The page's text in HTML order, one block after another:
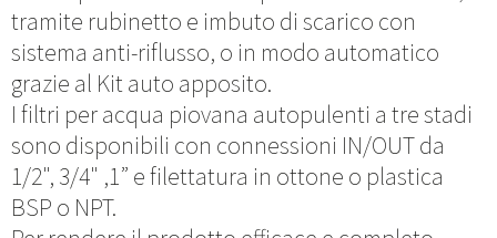
tramite rubinetto e imbuto di scarico con
sistema anti-riflusso, o in modo automatico
grazie al Kit auto apposito.
I filtri per acqua piovana autopulenti a tre stadi
sono disponibili con connessioni IN/OUT da
1/2", 3/4" ,1” e filettatura in ottone o plastica
BSP o NPT.